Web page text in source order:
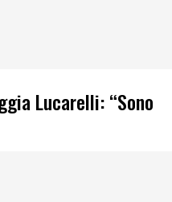
Lucarelli: “Sono